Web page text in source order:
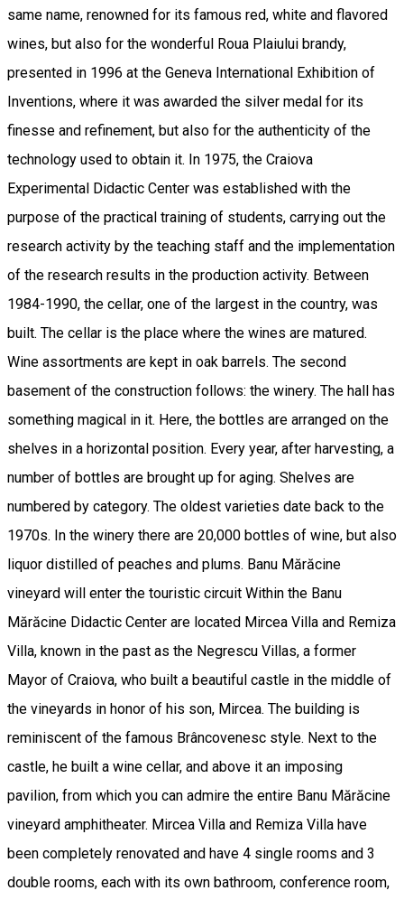
same name, renowned for its famous red, white and flavored
wines, but also for the wonderful Roua Plaiului brandy,
presented in 1996 at the Geneva International Exhibition of
Inventions, where it was awarded the silver medal for its
finesse and refinement, but also for the authenticity of the
technology used to obtain it. In 1975, the Craiova
Experimental Didactic Center was established with the
purpose of the practical training of students, carrying out the
research activity by the teaching staff and the implementation
of the research results in the production activity. Between
1984-1990, the cellar, one of the largest in the country, was
built. The cellar is the place where the wines are matured.
Wine assortments are kept in oak barrels. The second
basement of the construction follows: the winery. The hall has
something magical in it. Here, the bottles are arranged on the
shelves in a horizontal position. Every year, after harvesting, a
number of bottles are brought up for aging. Shelves are
numbered by category. The oldest varieties date back to the
1970s. In the winery there are 20,000 bottles of wine, but also
liquor distilled of peaches and plums. Banu Mărăcine
vineyard will enter the touristic circuit Within the Banu
Mărăcine Didactic Center are located Mircea Villa and Remiza
Villa, known in the past as the Negrescu Villas, a former
Mayor of Craiova, who built a beautiful castle in the middle of
the vineyards in honor of his son, Mircea. The building is
reminiscent of the famous Brâncovenesc style. Next to the
castle, he built a wine cellar, and above it an imposing
pavilion, from which you can admire the entire Banu Mărăcine
vineyard amphitheater. Mircea Villa and Remiza Villa have
been completely renovated and have 4 single rooms and 3
double rooms, each with its own bathroom, conference room,